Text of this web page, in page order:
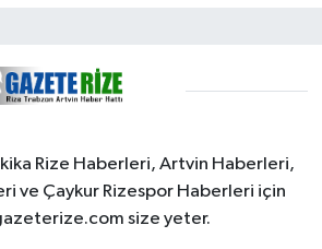
Rize Haberleri, Artvin Haberleri,
ve Çaykur Rizespor Haberleri için
size yeter.